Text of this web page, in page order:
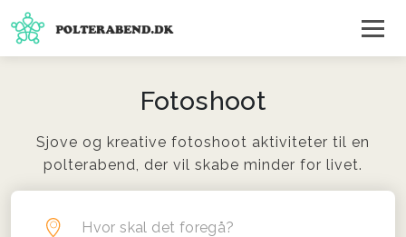
Fotoshoot
Sjove og kreative fotoshoot aktiviteter til en
polterabend, der vil skabe minder for livet.
Hvor skal det foregå?